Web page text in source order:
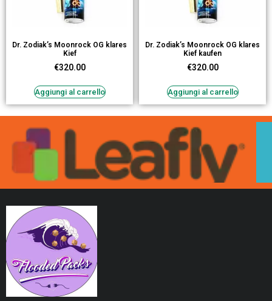
Dr. Zodiak’s Moonrock OG klares
Kief
€320.00
Aggiungi al carrello
Dr. Zodiak’s Moonrock OG klares
Kief kaufen
€320.00
Aggiungi al carrello